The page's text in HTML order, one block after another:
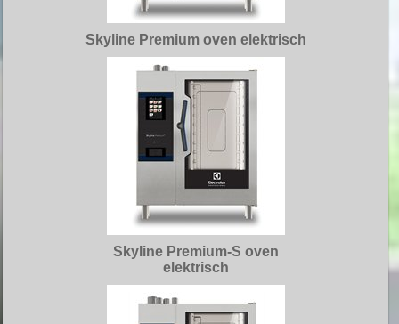
Skyline Premium oven elektrisch
Skyline Premium-S oven
elektrisch